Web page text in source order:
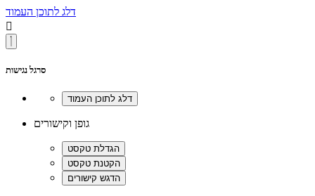
דלג לתוכן העמוד

סרגל נגישות
גופן וקישורים